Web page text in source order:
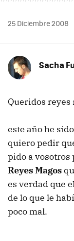
25 Diciembre 2008
Sacha
Queridos reyes
este año he
quiero pedir
pido a vosotros
Reyes Magos
es verdad que
de lo que le
poco mal.